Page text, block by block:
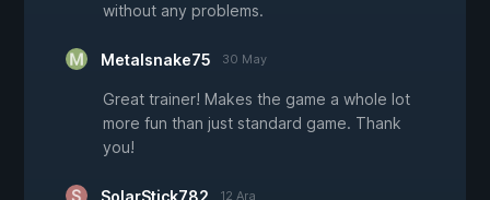
without any problems.
Metalsnake75 30 May
Great trainer! Makes the game a whole lot
more fun than just standard game. Thank
you!
12 Ara